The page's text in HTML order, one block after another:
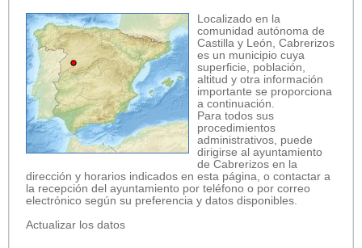
Localizado en la
comunidad autónoma de
Castilla y León, Cabrerizos
es un municipio cuya
superficie, población,
altitud y otra información
importante se proporciona
a continuación.
Para todos sus
procedimientos
administrativos, puede
dirigirse al ayuntamiento
de Cabrerizos en la
dirección y horarios indicados en esta página, o contactar a
la recepción del ayuntamiento por teléfono o por correo
electrónico según su preferencia y datos disponibles.
Actualizar los datos